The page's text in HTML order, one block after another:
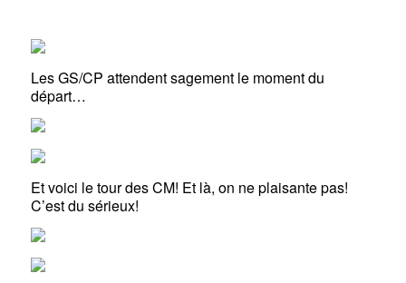
Les GS/CP attendent sagement le moment du
départ…
Et voici le tour des CM! Et là, on ne plaisante pas!
C’est du sérieux!